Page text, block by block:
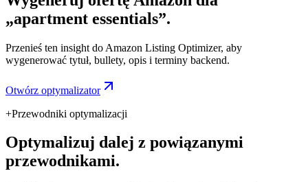
„apartment essentials”.
Przenieś ten insight do Amazon Listing Optimizer, aby
wygenerować tytuł, bullety, opis i terminy backend.
Otwórz optymalizator
+Przewodniki optymalizacji
Optymalizuj dalej z powiązanymi
przewodnikami.